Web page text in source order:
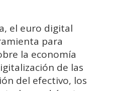
el euro digital
para
la economía
de las
del efectivo, los